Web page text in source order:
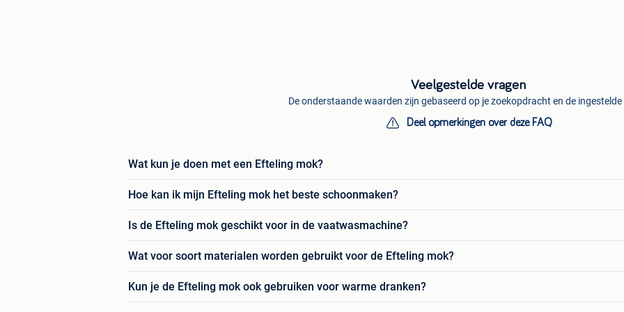
Veelgestelde vragen
De onderstaande waarden zijn gebaseerd op je zoekopdracht en de
Deel opmerkingen over deze FAQ
Wat kun je doen met een Efteling mok?
Hoe kan ik mijn Efteling mok het beste schoonmaken?
Is de Efteling mok geschikt voor in de vaatwasmachine?
Wat voor soort materialen worden gebruikt voor de Efteling mok?
Kun je de Efteling mok ook gebruiken voor warme dranken?